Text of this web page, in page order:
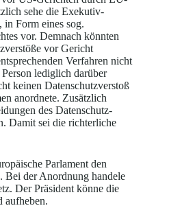
sehe die Exekutiv-
in Form eines sog.
vor. Demnach könnten
vor Gericht
Verfahren nicht
lediglich darüber
keinen Datenschutzverstoß
anordnete. Zusätzlich
des Datenschutz-
Damit sei die richterliche
Parlament den
Bei der Anordnung handele
Der Präsident könne die
aufheben.